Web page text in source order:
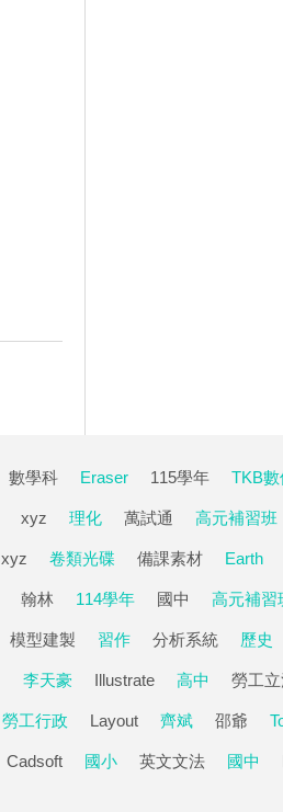
數學科 Eraser 115學年 TKB
xyz 理化 萬試通 高元補習班
xyz 卷類光碟 備課素材 Earth
翰林 114學年 國中 高元補習
模型建製 習作 分析系統 歷史
李天豪 Illustrate 高中 勞工
勞工行政 Layout 齊斌 邵爺
Cadsoft 國小 英文文法 國中